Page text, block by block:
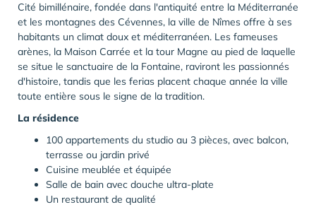
Cité bimillénaire, fondée dans l'antiquité entre la Méditerranée
et les montagnes des Cévennes, la ville de Nîmes offre à ses
habitants un climat doux et méditerranéen. Les fameuses
arènes, la Maison Carrée et la tour Magne au pied de laquelle
se situe le sanctuaire de la Fontaine, raviront les passionnés
d'histoire, tandis que les ferias placent chaque année la ville
toute entière sous le signe de la tradition.
La résidence
100 appartements du studio au 3 pièces, avec balcon,
terrasse ou jardin privé
Cuisine meublée et équipée
Salle de bain avec douche ultra-plate
Un restaurant de qualité